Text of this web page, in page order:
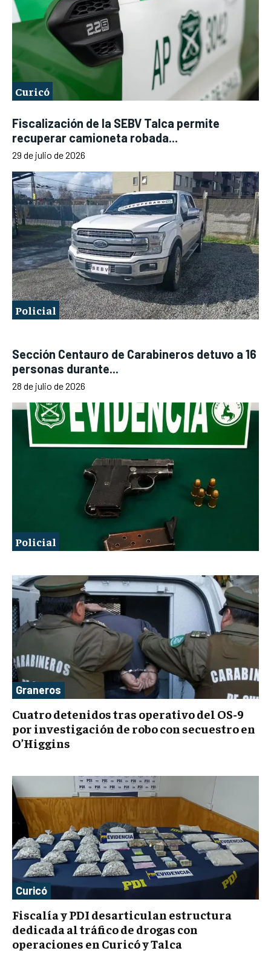
Curicó
Fiscalización de la SEBV Talca permite
recuperar camioneta robada...
29 de julio de 2026
Policial
Sección Centauro de Carabineros detuvo a 16
personas durante...
28 de julio de 2026
Policial
Graneros
Cuatro detenidos tras operativo del OS-9
por investigación de robo con secuestro en
O’Higgins
Curicó
Fiscalía y PDI desarticulan estructura
dedicada al tráfico de drogas con
operaciones en Curicó y Talca